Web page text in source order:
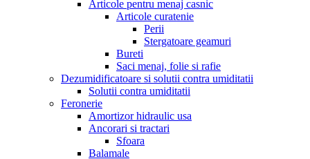
Articole pentru menaj casnic
Articole curatenie
Perii
Stergatoare geamuri
Bureti
Saci menaj, folie si rafie
Dezumidificatoare si solutii contra umiditatii
Solutii contra umiditatii
Feronerie
Amortizor hidraulic usa
Ancorari si tractari
Sfoara
Balamale